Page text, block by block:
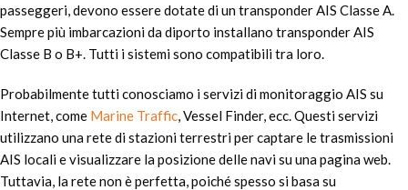
passeggeri, devono essere dotate di un transponder AIS Classe A.
Sempre più imbarcazioni da diporto installano transponder AIS
Classe B o B+. Tutti i sistemi sono compatibili tra loro.
Probabilmente tutti conosciamo i servizi di monitoraggio AIS su
Internet, come Marine Traffic, Vessel Finder, ecc. Questi servizi
utilizzano una rete di stazioni terrestri per captare le trasmissioni
AIS locali e visualizzare la posizione delle navi su una pagina web.
Tuttavia, la rete non è perfetta, poiché spesso si basa su